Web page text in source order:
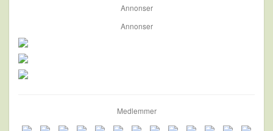
Annonser
Annonser
Medlemmer